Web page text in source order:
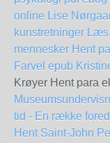
online Lise
kunstretninger
mennesker Hent
Farvel epub
Krøyer Hent para
tid - En række
Hent Saint-John